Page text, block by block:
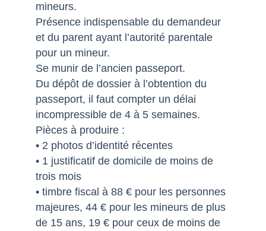
mineurs.
Présence indispensable du demandeur
et du parent ayant l’autorité parentale
pour un mineur.
Se munir de l’ancien passeport.
Du dépôt de dossier à l’obtention du
passeport, il faut compter un délai
incompressible de 4 à 5 semaines.
Pièces à produire :
• 2 photos d’identité récentes
• 1 justificatif de domicile de moins de
trois mois
• timbre fiscal à 88 € pour les personnes
majeures, 44 € pour les mineurs de plus
de 15 ans, 19 € pour ceux de moins de